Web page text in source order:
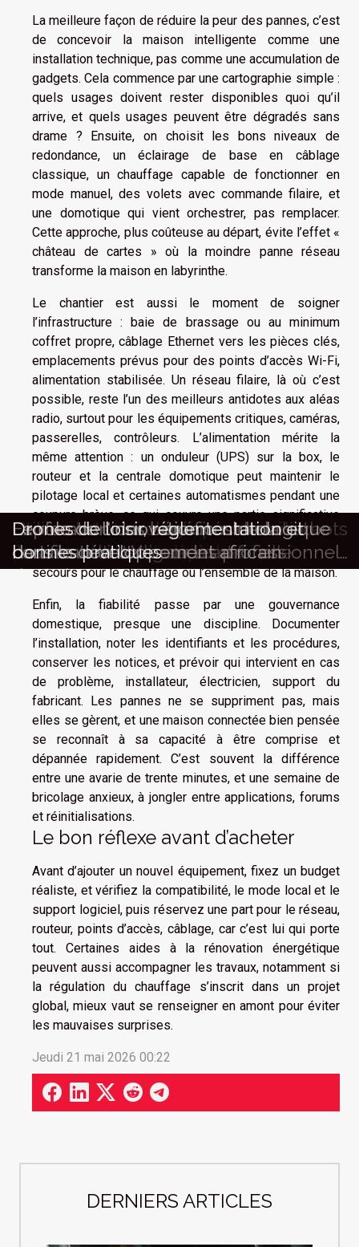
DERNIERS ARTICLES
La meilleure façon de réduire la peur des pannes, c’est
de concevoir la maison intelligente comme une
installation technique, pas comme une accumulation de
gadgets. Cela commence par une cartographie simple :
quels usages doivent rester disponibles quoi qu’il
arrive, et quels usages peuvent être dégradés sans
drame ? Ensuite, on choisit les bons niveaux de
redondance, un éclairage de base en câblage
classique, un chauffage capable de fonctionner en
mode manuel, des volets avec commande filaire, et
une domotique qui vient orchestrer, pas remplacer.
Cette approche, plus coûteuse au départ, évite l’effet «
château de cartes » où la moindre panne réseau
transforme la maison en labyrinthe.
Le chantier est aussi le moment de soigner
l’infrastructure : baie de brassage ou au minimum
coffret propre, câblage Ethernet vers les pièces clés,
emplacements prévus pour des points d’accès Wi-Fi,
alimentation stabilisée. Un réseau filaire, là où c’est
possible, reste l’un des meilleurs antidotes aux aléas
radio, surtout pour les équipements critiques, caméras,
passerelles, contrôleurs. L’alimentation mérite la
même attention : un onduleur (UPS) sur la box, le
routeur et la centrale domotique peut maintenir le
pilotage local et certaines automatismes pendant une
coupure brève, ce qui couvre une partie significative
des microcoupures et des incidents transitoires,
même si cela ne remplace pas une vraie solution de
secours pour le chauffage ou l’ensemble de la maison.
Enfin, la fiabilité passe par une gouvernance
domestique, presque une discipline. Documenter
l’installation, noter les identifiants et les procédures,
conserver les notices, et prévoir qui intervient en cas
de problème, installateur, électricien, support du
fabricant. Les pannes ne se suppriment pas, mais
elles se gèrent, et une maison connectée bien pensée
se reconnaît à sa capacité à être comprise et
dépannée rapidement. C’est souvent la différence
entre une avarie de trente minutes, et une semaine de
bricolage anxieux, à jongler entre applications, forums
et réinitialisations.
Le bon réflexe avant d’acheter
Avant d’ajouter un nouvel équipement, fixez un budget
réaliste, et vérifiez la compatibilité, le mode local et le
support logiciel, puis réservez une part pour le réseau,
routeur, points d’accès, câblage, car c’est lui qui porte
tout. Certaines aides à la rénovation énergétique
peuvent aussi accompagner les travaux, notamment si
la régulation du chauffage s’inscrit dans un projet
global, mieux vaut se renseigner en amont pour éviter
les mauvaises surprises.
Jeudi 21 mai 2026 00:22
Explorez les avantages des assistants
virtuels en langue française
Comment choisir le meilleur artisan
pour votre urgence domestique ?
Comment les formations modernes
favorisent-elles l'adaptabilité
professionnelle ?
Utiliser la technologie pour améliorer
l'accès aux soins médicaux
Exploration des capacités des chatbots
basés sur l'intelligence artificielle
Exploration des bénéfices de la
certification UX pour les professionnels
du web
Le rôle de l'innovation technologique
dans le développement africain
Drones de loisir, réglementation et
bonnes pratiques